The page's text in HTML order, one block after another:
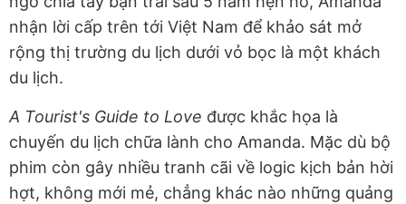
nhận lời cấp trên tới Việt Nam để khảo sát mở
rộng thị trường du lịch dưới vỏ bọc là một khách
du lịch.
A Tourist's Guide to Love được khắc họa là
chuyến du lịch chữa lành cho Amanda. Mặc dù bộ
phim còn gây nhiều tranh cãi về logic kịch bản hời
hợt, không mới mẻ, chẳng khác nào những quảng